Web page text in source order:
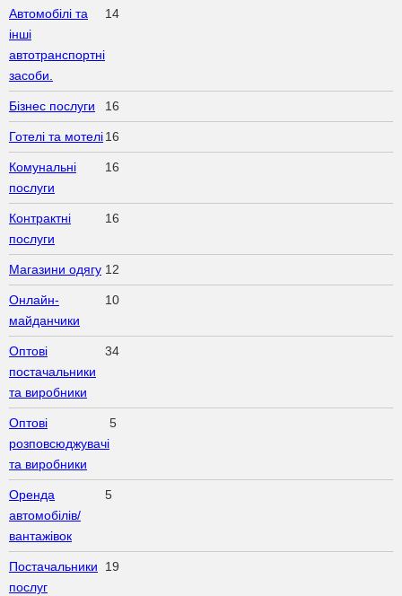
Автомобілі та
інші
автотранспортні
засоби.
14
Бізнес послуги 16
Готелі та мотелі16
Комунальні
послуги
16
Контрактні
послуги
16
Магазини одягу 12
Онлайн-
майданчики
10
Оптові
постачальники
та виробники
34
Оптові
розповсюджувачі
та виробники
5
Оренда
автомобілів/
вантажівок
5
Постачальники
послуг
19